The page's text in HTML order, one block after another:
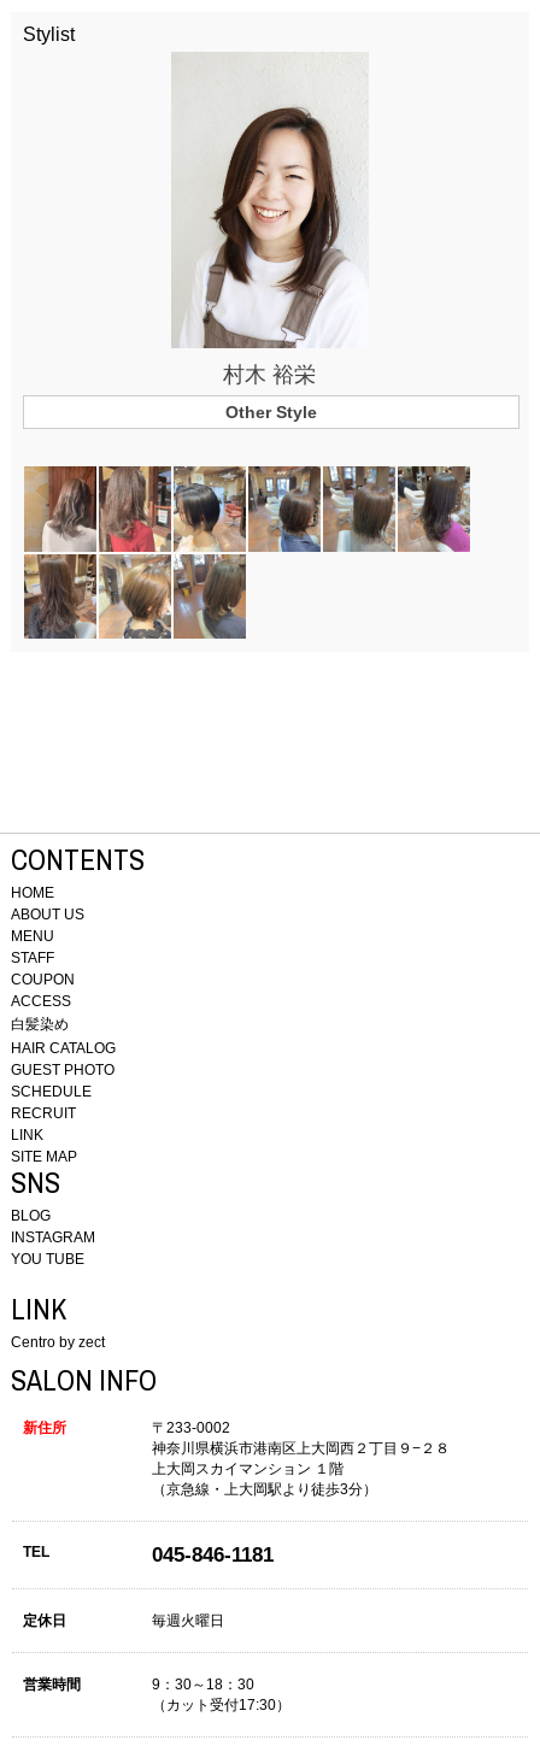
Stylist
村木 裕栄
Other Style
CONTENTS
HOME
ABOUT US
MENU
STAFF
COUPON
ACCESS
白髪染め
HAIR CATALOG
GUEST PHOTO
SCHEDULE
RECRUIT
LINK
SITE MAP
SNS
BLOG
INSTAGRAM
YOU TUBE
LINK
Centro by zect
SALON INFO
新住所
〒233-0002
神奈川県横浜市港南区上大岡西２丁目９−２８
上大岡スカイマンション １階
（京急線・上大岡駅より徒歩3分）
TEL 045-846-1181
定休日 毎週火曜日
営業時間
9：30～18：30
（カット受付17:30）